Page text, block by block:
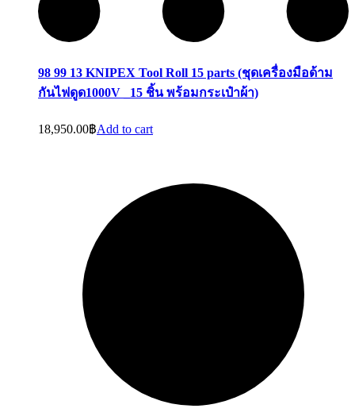
98 99 13 KNIPEX Tool Roll 15 parts (ชุดเครื่องมือด้าม
กันไฟดูด1000V _15 ชิ้น พร้อมกระเป๋าผ้า)
18,950.00฿Add to cart